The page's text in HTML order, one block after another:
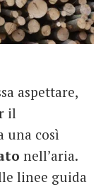
aspettare,
il
una così
nell’aria.
linee guida